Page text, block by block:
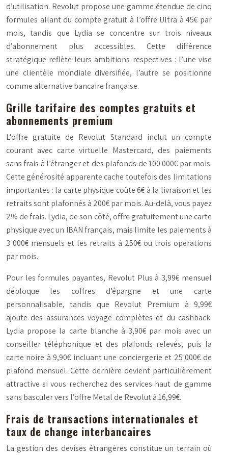
d’utilisation. Revolut propose une gamme étendue de cinq
formules allant du compte gratuit à l’offre Ultra à 45€ par
mois, tandis que Lydia se concentre sur trois niveaux
d’abonnement plus accessibles. Cette différence
stratégique reflète leurs ambitions respectives : l’une vise
une clientèle mondiale diversifiée, l’autre se positionne
comme alternative bancaire française.
Grille tarifaire des comptes gratuits et
abonnements premium
L’offre gratuite de Revolut Standard inclut un compte
courant avec carte virtuelle Mastercard, des paiements
sans frais à l’étranger et des plafonds de 100 000€ par mois.
Cette générosité apparente cache toutefois des limitations
importantes : la carte physique coûte 6€ à la livraison et les
retraits sont plafonnés à 200€ par mois. Au-delà, vous payez
2% de frais. Lydia, de son côté, offre gratuitement une carte
physique avec un IBAN français, mais limite les paiements à
3 000€ mensuels et les retraits à 250€ ou trois opérations
par mois.
Pour les formules payantes, Revolut Plus à 3,99€ mensuel
débloque les coffres d’épargne et une carte
personnalisable, tandis que Revolut Premium à 9,99€
ajoute des assurances voyage complètes et du cashback.
Lydia propose la carte blanche à 3,90€ par mois avec un
conseiller téléphonique et des plafonds relevés, puis la
carte noire à 9,90€ incluant une conciergerie et 25 000€ de
plafond mensuel. Cette dernière devient particulièrement
attractive si vous recherchez des services haut de gamme
sans basculer vers l’offre Metal de Revolut à 16,99€.
Frais de transactions internationales et
taux de change interbancaires
La gestion des devises étrangères constitue un terrain où